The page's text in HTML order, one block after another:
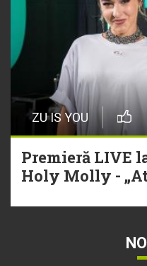
ZU IS YOU
Premieră LIVE
Holy Molly -